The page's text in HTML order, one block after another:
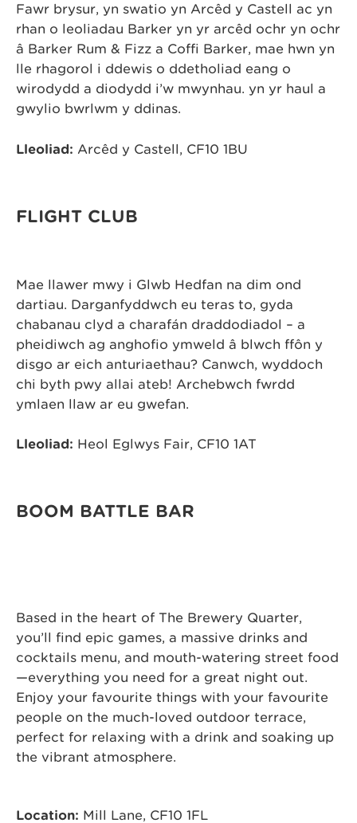
Fawr brysur, yn swatio yn Arcêd y Castell ac yn
rhan o leoliadau Barker yn yr arcêd ochr yn ochr
â Barker Rum & Fizz a Coffi Barker, mae hwn yn
lle rhagorol i ddewis o ddetholiad eang o
wirodydd a diodydd i’w mwynhau. yn yr haul a
gwylio bwrlwm y ddinas.
Lleoliad: Arcêd y Castell, CF10 1BU
FLIGHT CLUB
Mae llawer mwy i Glwb Hedfan na dim ond
dartiau. Darganfyddwch eu teras to, gyda
chabanau clyd a charafán draddodiadol – a
pheidiwch ag anghofio ymweld â blwch ffôn y
disgo ar eich anturiaethau? Canwch, wyddoch
chi byth pwy allai ateb! Archebwch fwrdd
ymlaen llaw ar eu gwefan.
Lleoliad: Heol Eglwys Fair, CF10 1AT
BOOM BATTLE BAR
Based in the heart of The Brewery Quarter,
you’ll find epic games, a massive drinks and
cocktails menu, and mouth-watering street food
—everything you need for a great night out.
Enjoy your favourite things with your favourite
people on the much-loved outdoor terrace,
perfect for relaxing with a drink and soaking up
the vibrant atmosphere.
Location: Mill Lane, CF10 1FL